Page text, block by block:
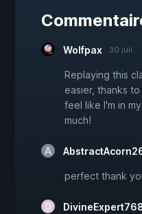
Wolfpax 30 juil.
Replaying this
easier, thanks
feel like I'm in
much!
perfect thank